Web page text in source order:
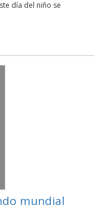
día del niño se
mundial